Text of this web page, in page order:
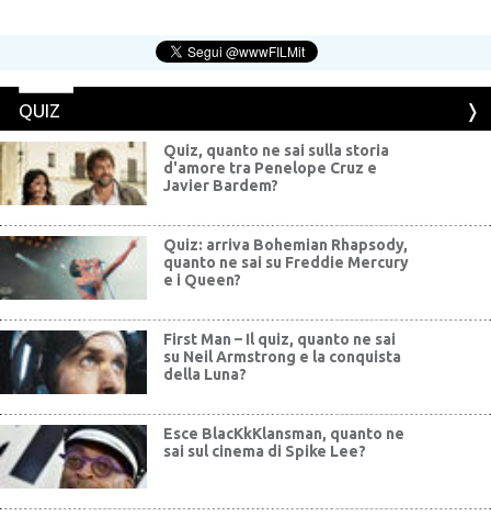
QUIZ
Quiz, quanto ne sai sulla storia
d'amore tra Penelope Cruz e
Javier Bardem?
Quiz: arriva Bohemian Rhapsody,
quanto ne sai su Freddie Mercury
e i Queen?
First Man – Il quiz, quanto ne sai
su Neil Armstrong e la conquista
della Luna?
Esce BlacKkKlansman, quanto ne
sai sul cinema di Spike Lee?